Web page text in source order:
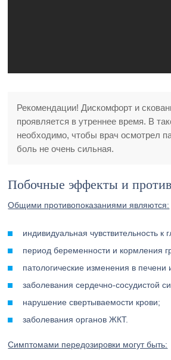
Рекомендации! Дискомфорт и
проявляется в утреннее время. В
необходимо, чтобы врач осмотрел
боль не очень сильная.
Побочные эффекты и
Общими противопоказаниями являются:
индивидуальная чувствительность к
период беременности и кормления
патологические изменения в печени
заболевания сердечно-сосудистой
нарушение свертываемости крови;
заболевания органов ЖКТ.
Симптомами передозировки могут быть: